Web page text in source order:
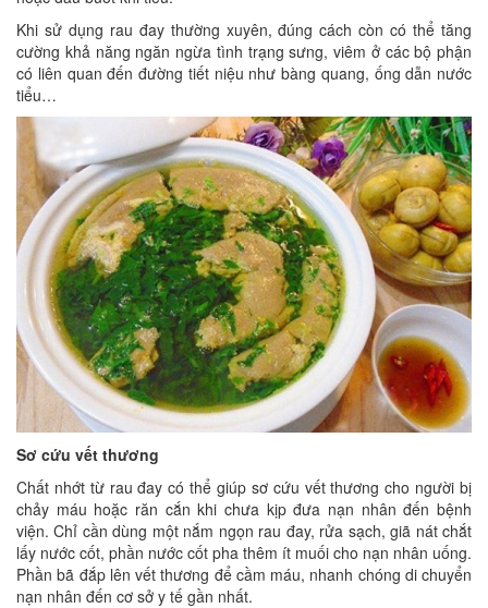
Khi sử dụng rau đay thường xuyên, đúng cách còn có thể tăng
cường khả năng ngăn ngừa tình trạng sưng, viêm ở các bộ phận
có liên quan đến đường tiết niệu như bàng quang, ống dẫn nước
tiểu…
Sơ cứu vết thương
Chất nhớt từ rau đay có thể giúp sơ cứu vết thương cho người bị
chảy máu hoặc răn cắn khi chưa kịp đưa nạn nhân đến bệnh
viện. Chỉ cần dùng một nắm ngọn rau đay, rửa sạch, giã nát chắt
lấy nước cốt, phần nước cốt pha thêm ít muối cho nạn nhân uống.
Phần bã đắp lên vết thương để cầm máu, nhanh chóng di chuyển
nạn nhân đến cơ sở y tế gần nhất.